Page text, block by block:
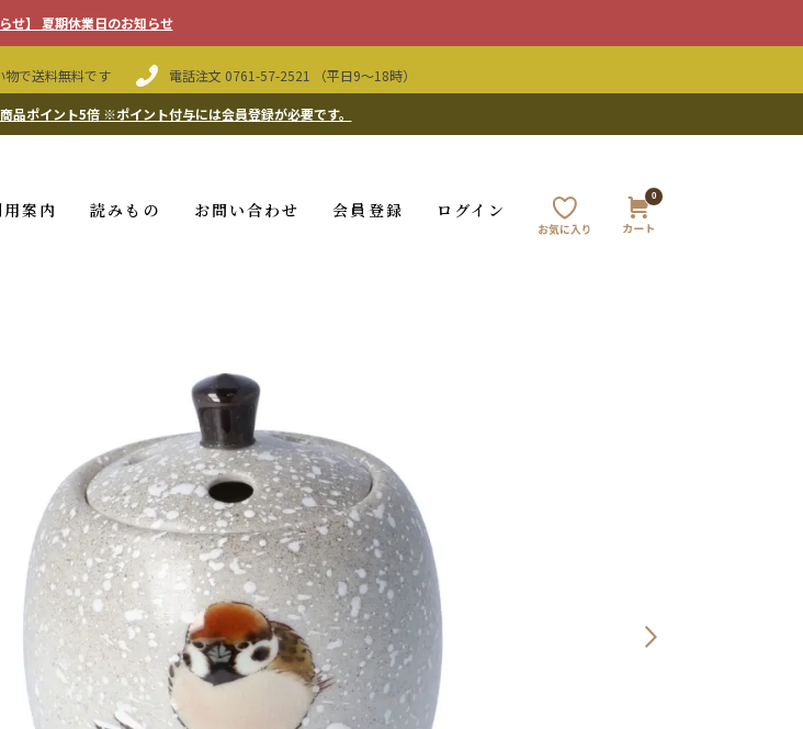
らせ】 夏期休業日のお知らせ
で送料無料です 電話注文 0761-57-2521 （平日9〜18時）
品ポイント5倍※ポイント付与には会員登録が必要です。
用案内 読みもの お問い合わせ 会員登録 ログイン
0